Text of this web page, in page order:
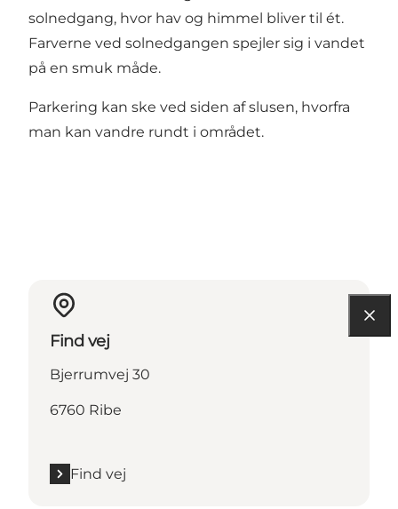
solnedgang, hvor hav og himmel bliver til ét.
Farverne ved solnedgangen spejler sig i vandet
på en smuk måde.
Parkering kan ske ved siden af slusen, hvorfra
man kan vandre rundt i området.
Find vej
Bjerrumvej 30
6760 Ribe
Find vej